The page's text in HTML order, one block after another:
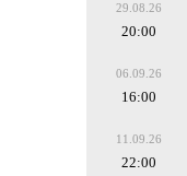
29.08.26
20:00
06.09.26
16:00
11.09.26
22:00